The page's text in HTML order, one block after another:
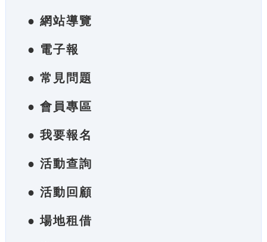
● 網站導覽
● 電子報
● 常見問題
● 會員專區
● 我要報名
● 活動查詢
● 活動回顧
● 場地租借